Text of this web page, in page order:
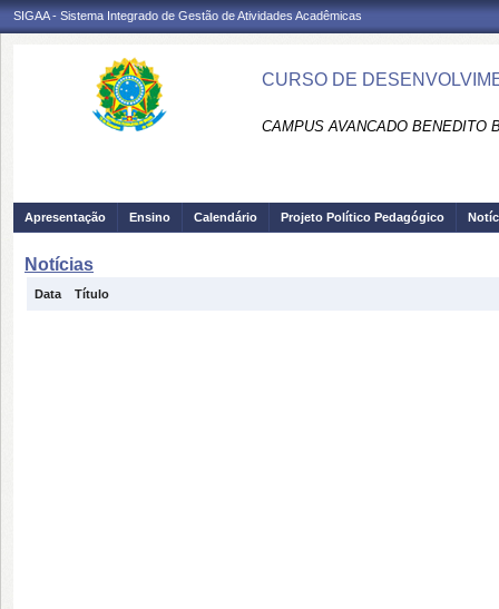
SIGAA - Sistema Integrado de Gestão de Atividades Acadêmicas
CURSO DE
CAMPUS AVANCADO BENEDITO
Apresentação Ensino Calendário Projeto Político Pedagógico
Notícias
Data Título